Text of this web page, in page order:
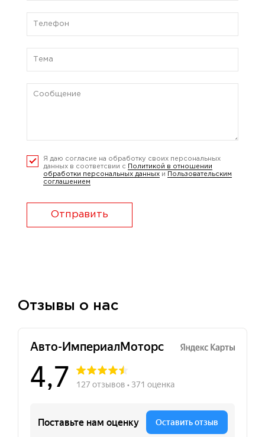
Я даю согласие на обработку своих персональных
данных в соответсвии с
Политикой в отношении
обработки персональных данных и
Пользовательским
соглашением
Отправить
Отзывы о нас